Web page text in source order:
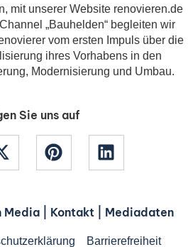
mit unserer Website renovieren.de
„Bauhelden“ begleiten wir
vom ersten Impuls über die
ihres Vorhabens in den
Modernisierung und Umbau.
Sie uns auf
Media| Kontakt| Mediadaten
Barrierefreiheit